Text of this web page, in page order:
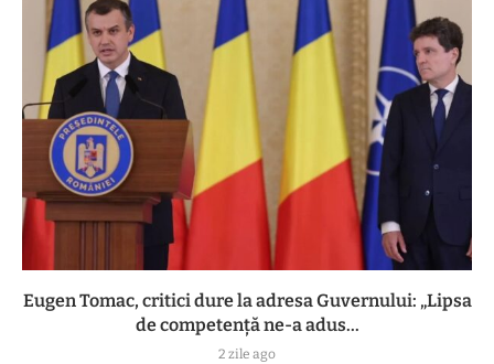
Eugen Tomac, critici dure la adresa Guvernului: „Lipsa
de competență ne-a adus...
2 zile ago